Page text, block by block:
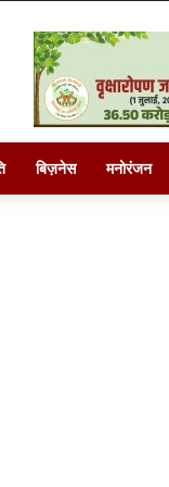
बिज़नेस मनोरंजन